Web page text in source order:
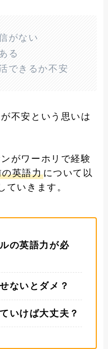
がない
る
できるか不安
不安という思いは
がワーホリで経験
英語力について以
ていきます。
の英語力が必
ないとダメ？
いけば大丈夫？